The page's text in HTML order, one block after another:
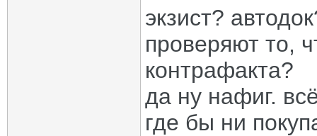
экзист?
проверяют то,
контрафакта?
да ну нафиг.
где бы ни